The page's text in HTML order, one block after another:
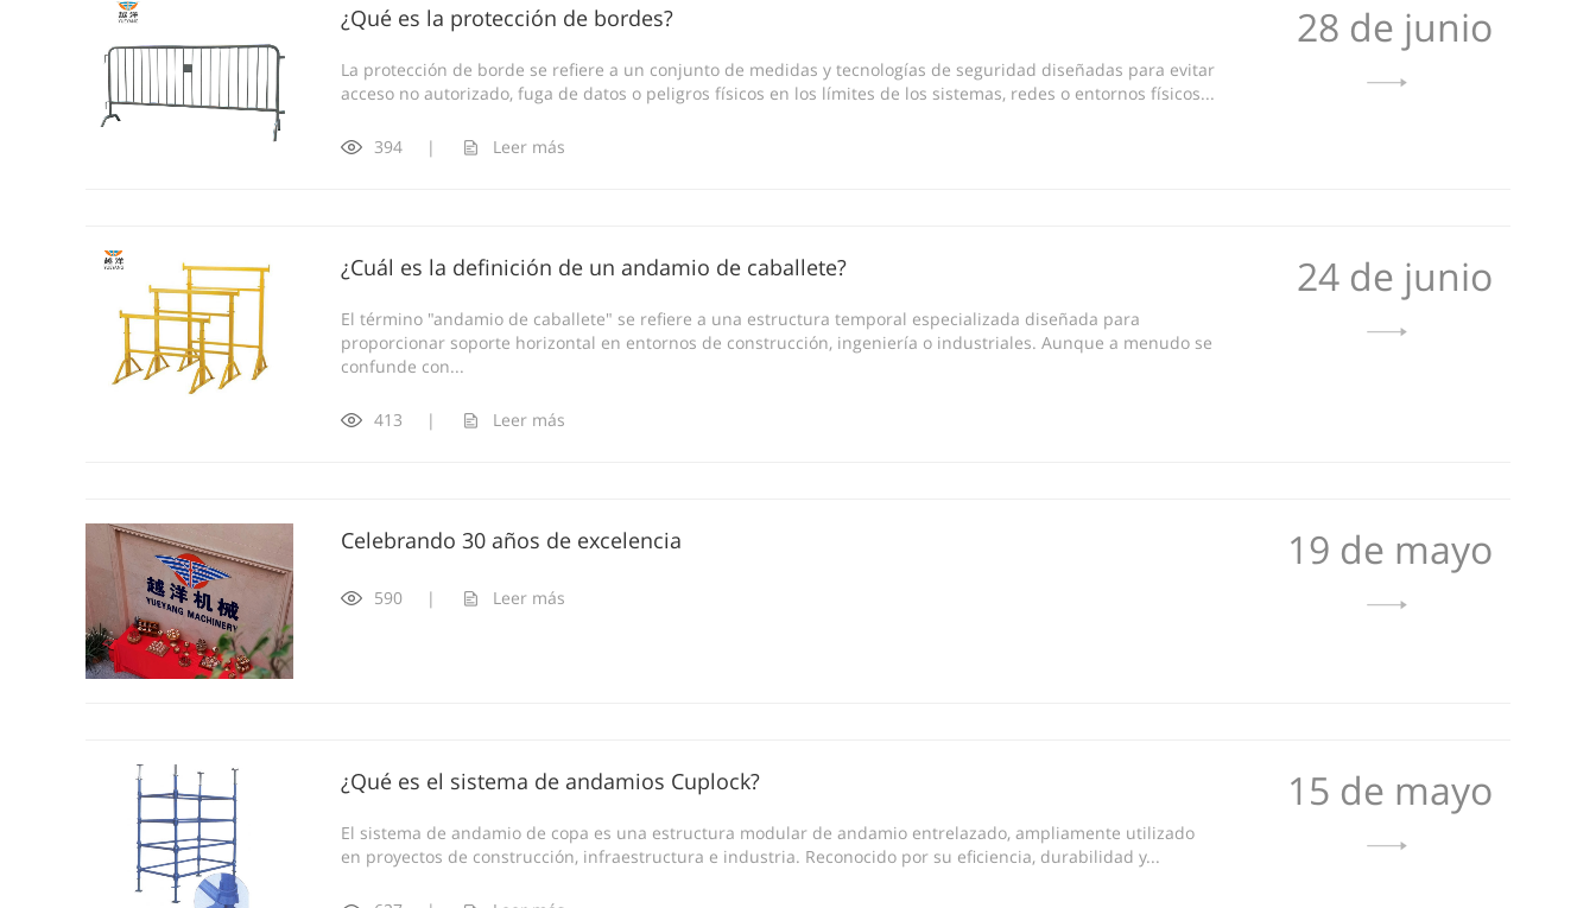
¿Qué es la protección de bordes?
La protección de borde se refiere a un conjunto de medidas y tecnologías de seguridad diseñadas para evitar
acceso no autorizado, fuga de datos o peligros físicos en los límites de los sistemas, redes o entornos físicos...
28 de junio
394 | Leer más
¿Cuál es la definición de un andamio de caballete?
El término "andamio de caballete" se refiere a una estructura temporal especializada diseñada para
proporcionar soporte horizontal en entornos de construcción, ingeniería o industriales. Aunque a menudo se
confunde con...
24 de junio
413 | Leer más
Celebrando 30 años de excelencia 19 de mayo
590 | Leer más
¿Qué es el sistema de andamios Cuplock?
El sistema de andamio de copa es una estructura modular de andamio entrelazado, ampliamente utilizado
en proyectos de construcción, infraestructura e industria. Reconocido por su eficiencia, durabilidad y...
15 de mayo